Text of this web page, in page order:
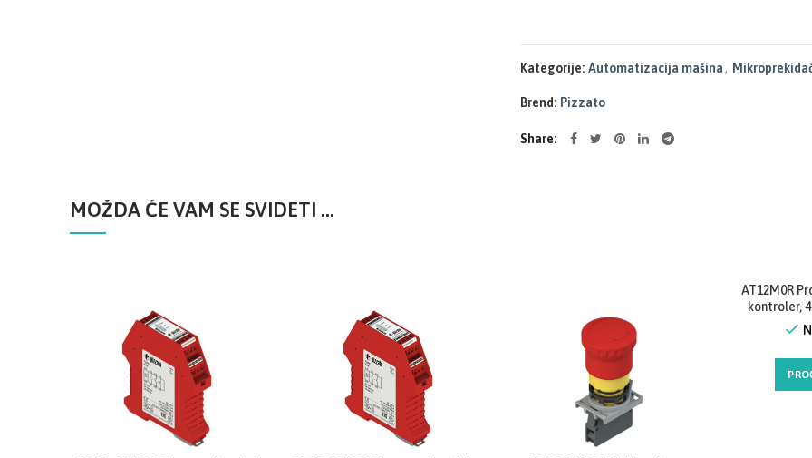
Kategorije: Automatizacija mašina ,
Brend: Pizzato
Share
MOŽDA ĆE VAM SE SVIDETI …
AT12M0R
kontroler,
relejna